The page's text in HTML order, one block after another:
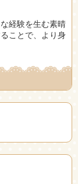
経験を生む素晴
ことで、より身